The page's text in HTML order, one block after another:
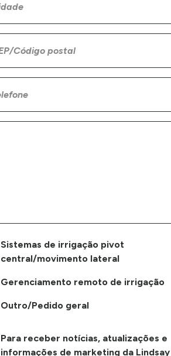
Sistemas de irrigação pivot
central/movimento lateral
Gerenciamento remoto de irrigação
Outro/Pedido geral
Para receber notícias, atualizações e
informações de marketing da Lindsay